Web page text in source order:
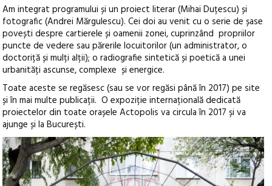
Am integrat programului și un proiect literar (Mihai Duțescu) și
fotografic (Andrei Mărgulescu). Cei doi au venit cu o serie de șase
povești despre cartierele și oamenii zonei, cuprinzând propriilor
puncte de vedere sau părerile locuitorilor (un administrator, o
doctoriță și mulți alții); o radiografie sintetică și poetică a unei
urbanități ascunse, complexe și energice.
Toate aceste se regăsesc (sau se vor regăsi până în 2017) pe site
și în mai multe publicații. O expoziție internațională dedicată
proiectelor din toate orașele Actopolis va circula în 2017 și va
ajunge și la București.